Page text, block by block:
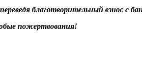
благотворительный взнос с
пожертвования!